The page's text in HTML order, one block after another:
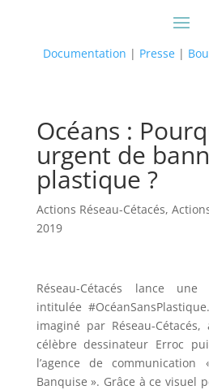
Documentation | Presse|
Océans :
urgent de
plastique ?
Actions Réseau-Cétacés,
2019
Réseau-Cétacés lance une
intitulée
imaginé par Réseau-
célèbre dessinateur Erroc
l’agence de
Banquise ». Grâce à ce visuel